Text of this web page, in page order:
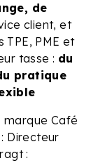
de
client, et
TPE, PME et
tasse : du
pratique
Café
Directeur
: